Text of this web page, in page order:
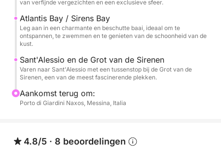
zwemmen, te ontspannen en te snorkelen, waarna u
na een volle dag vol ontdekkingen in de mooiste zee
aan de kust van Taormina terugkeert.
van verfijnde vergezichten en een exclusieve sfeer.
Atlantis Bay / Sirens Bay
Leg aan in een charmante en beschutte baai, ideaal om te
ontspannen, te zwemmen en te genieten van de schoonheid van de
kust.
Sant'Alessio en de Grot van de Sirenen
Varen naar Sant'Alessio met een tussenstop bij de Grot van de
Sirenen, een van de meest fascinerende plekken.
Aankomst terug om:
Porto di Giardini Naxos, Messina, Italia
4.8/5 · 8 beoordelingen